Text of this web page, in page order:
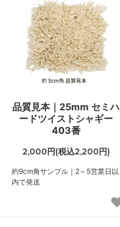
品質見本｜25mm セミハ
ードツイストシャギー
403番
2,000円(税込2,200円)
約9cm角サンプル｜2～5営業日以
内で発送